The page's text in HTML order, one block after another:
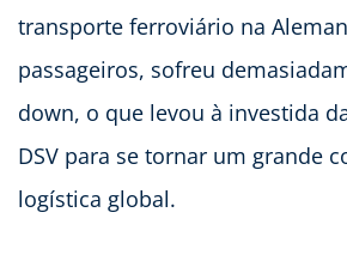
transporte ferroviário na
passageiros, sofreu
down, o que levou à investida
DSV para se tornar um grande
logística global.